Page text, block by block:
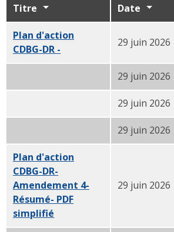
Titre Date
Plan d'action
CDBG-DR - Amendement 4 PDF
29 juin 2026
Plan d'action CDBG-DR-
29 juin 2026
Plan d'action CDBG-DR-
29 juin 2026
Plan d'action CDBG-DR-
29 juin 2026
Plan d'action
CDBG-DR-
Amendement 4-
Résumé- PDF
simplifié
29 juin 2026